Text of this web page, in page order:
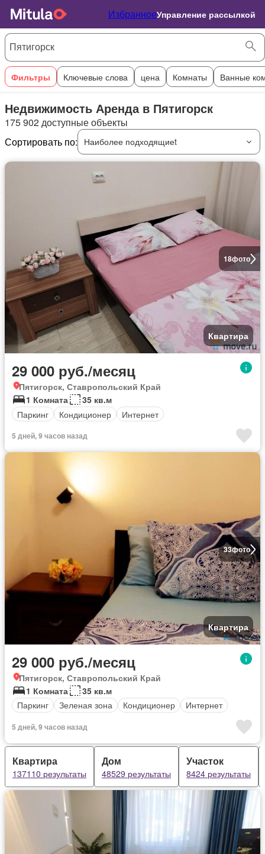
ИзбранноеУправление рассылкой
Фильтры Ключевые слова цена Комнаты Ванные
Недвижимость Аренда в Пятигорск
175 902 доступные объекты
Сортировать по:
Наиболее подходящиеt
18фото
Квартира
29 000 руб./месяц
Пятигорск, Ставропольский Край
1 Комната
35 кв.м
Паркинг
Кондиционер Интернет
5 дней, 9 часов назад
33фото
Квартира
29 000 руб./месяц
Пятигорск, Ставропольский Край
1 Комната
35 кв.м
Паркинг
Зеленая зона Кондиционер Интернет
5 дней, 9 часов назад
Квартира
137110 результаты
Дом
48529 результаты
Участок
8424 результаты